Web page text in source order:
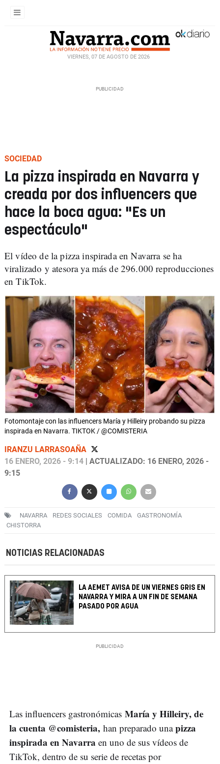
VIERNES, 07 DE AGOSTO DE 2026
SOCIEDAD
La pizza inspirada en Navarra y
creada por dos influencers que
hace la boca agua: "Es un
espectáculo"
El vídeo de la pizza inspirada en Navarra se ha
viralizado y atesora ya más de 296.000 reproducciones
en TikTok.
Fotomontaje con las influencers María y Hilleiry probando su pizza
inspirada en Navarra. TIKTOK / @COMISTERIA
IRANZU LARRASOAÑA
16 ENERO, 2026 - 9:14 | ACTUALIZADO: 16 ENERO, 2026 -
9:15
NAVARRA REDES SOCIALES COMIDA
GASTRONOMÍA
CHISTORRA
NOTICIAS RELACIONADAS
LA AEMET AVISA DE UN VIERNES GRIS EN
NAVARRA Y MIRA A UN FIN DE SEMANA
PASADO POR AGUA
Las influencers gastronómicas María y Hilleiry, de
la cuenta @comisteria, han preparado unapizza
inspirada en Navarra en uno de sus vídeos de
TikTok, dentro de su serie de recetas por